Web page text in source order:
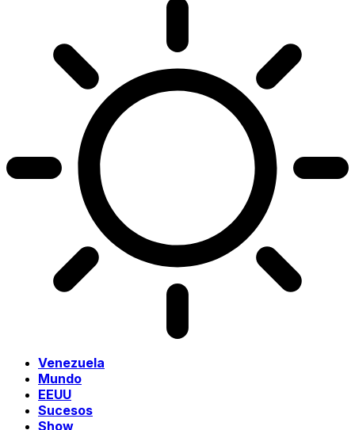
Venezuela
Mundo
EEUU
Sucesos
Show